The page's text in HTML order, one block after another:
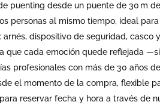
puenting desde un puente de 30 m
personas al mismo tiempo, ideal
arnés, dispositivo de seguridad, casco
que cada emoción quede reflejada
profesionales con más de 30 años
el momento de la compra, flexible
reservar fecha y hora a través de